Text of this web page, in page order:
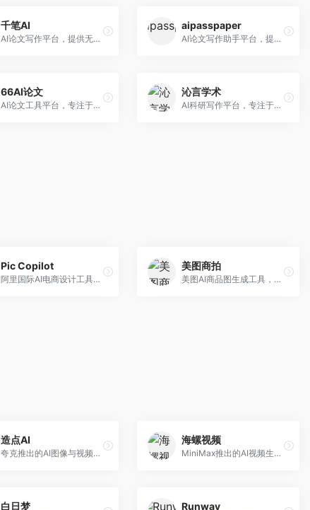
千笔AI
AI论文写作平台，提供无限改稿服务。面向高校学生和学术研究者，支持论文选题、大纲生成、内容撰写、查重修改等全流程服务，改稿次数不限，服务质量有保障。
aipasspaper
AI论文写作助手平台，提供智能化的学术写作支持。面向大学生和研究人员，支持多种学科论文生成，提供参考文献管理和格式规范服务，写作效率高。
66AI论文
AI论文工具平台，专注于高质量低查重论文生成。面向大学生和研究生，提供论文写作、降重修改等服务，生成内容原创度高，查重率低。
沁言学术
AI科研写作平台，专注于学术研究辅助。面向研究生和科研工作者，提供文献分析、研究方法指导、论文撰写等服务，学术资源丰富，研究支持全面。
Pic Copilot
阿里国际AI电商设计工具，专注于跨境电商。面向跨境电商卖家，提供商品图优化、营销海报生成、多语言适配等服务，海外市场适配性强。
美图商拍
美图AI商品图生成工具，整合美图生态。面向电商卖家，提供商品图美化、模特替换、场景生成等服务，移动端操作便捷。
造点AI
夸克推出的AI图像与视频创作平台。面向普通用户和内容创作者，提供文生图、文生视频等功能，操作简便，与夸克生态深度整合。
海螺视频
MiniMax推出的AI视频生成工具，支持高质量视频创作。面向内容创作者，提供文生视频、视频编辑等功能，生成速度快，视频效果自然流畅。
白日梦 Runway